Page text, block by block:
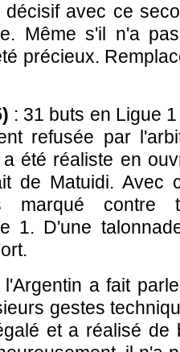
avec ce
Même s'il n'a
précieux.
: 31 buts en Ligue
refusée par
été réaliste en
de Matuidi. Avec
marqué contre
1. D'une
l'Argentin a fait
gestes
et a réalisé de